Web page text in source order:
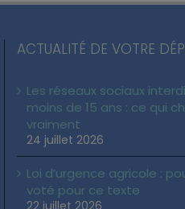
ACTUALITÉ DE VOTRE
Les réseaux sociaux
moins de 15 ans : ce qui
vraiment
24 juillet 2026
Loi d’urgence agricole :
voté pour ce texte
22 juillet 2026